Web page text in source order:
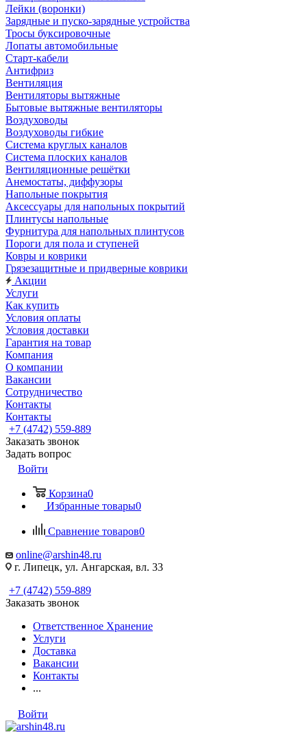
Лейки (воронки)
Зарядные и пуско-зарядные устройства
Тросы буксировочные
Лопаты автомобильные
Старт-кабели
Антифриз
Вентиляция
Вентиляторы вытяжные
Бытовые вытяжные вентиляторы
Воздуховоды
Воздуховоды гибкие
Система круглых каналов
Система плоских каналов
Вентиляционные решётки
Анемостаты, диффузоры
Напольные покрытия
Аксессуары для напольных покрытий
Плинтусы напольные
Фурнитура для напольных плинтусов
Пороги для пола и ступеней
Ковры и коврики
Грязезащитные и придверные коврики
Акции
Услуги
Как купить
Условия оплаты
Условия доставки
Гарантия на товар
Компания
О компании
Вакансии
Сотрудничество
Контакты
Контакты
+7 (4742) 559-889
Заказать звонок
Задать вопрос
Войти
Корзина0
Избранные товары0
Сравнение товаров0
online@arshin48.ru
г. Липецк, ул. Ангарская, вл. 33
+7 (4742) 559-889
Заказать звонок
Ответственное Хранение
Услуги
Доставка
Вакансии
Контакты
...
Войти